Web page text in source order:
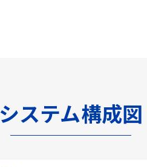
システム構成図